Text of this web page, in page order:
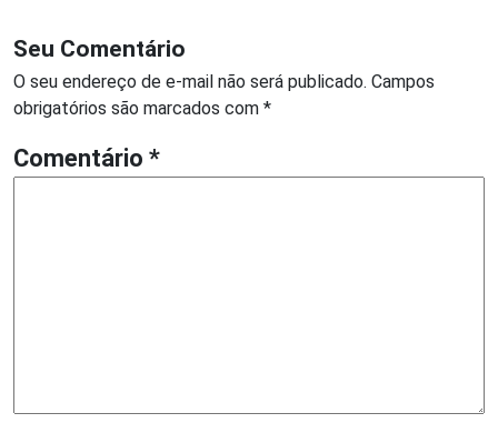
Seu Comentário
O seu endereço de e-mail não será publicado. Campos
obrigatórios são marcados com *
Comentário *